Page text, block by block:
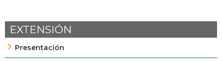
EXTENSIÓN
Presentación